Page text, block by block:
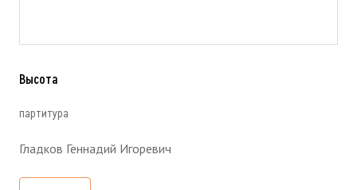
Высота
партитура
Гладков Геннадий Игоревич